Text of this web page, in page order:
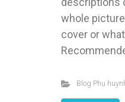
whole
cover or
Blog Phụ